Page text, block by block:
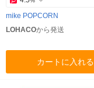
mike POPCORN
LOHACOから発送
カートに入れる